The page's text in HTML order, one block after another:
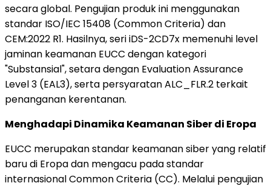
secara global. Pengujian produk ini menggunakan
standar ISO/IEC 15408 (Common Criteria) dan
CEM:2022 R1. Hasilnya, seri iDS-2CD7x memenuhi level
jaminan keamanan EUCC dengan kategori
"Substansial", setara dengan Evaluation Assurance
Level 3 (EAL3), serta persyaratan ALC_FLR.2 terkait
penanganan kerentanan.
Menghadapi Dinamika Keamanan Siber di Eropa
EUCC merupakan standar keamanan siber yang relatif
baru di Eropa dan mengacu pada standar
internasional Common Criteria (CC). Melalui pengujian